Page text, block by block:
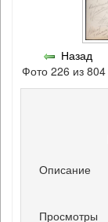
Назад
Фото 226 из 804
Описание
Просмотры